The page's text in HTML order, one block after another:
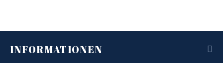
INFORMATIONEN